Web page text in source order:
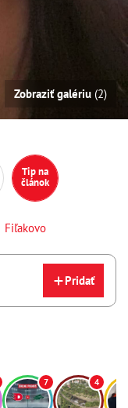
Zobraziť galériu (2)
Tip na
článok
Fiľakovo
Pridať
7 4